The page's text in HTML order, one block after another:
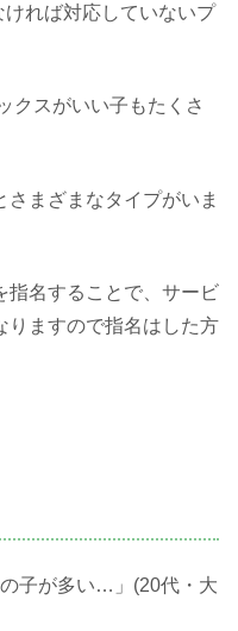
れば対応していないプ
クスがいい子もたくさ
さまざまなタイプがいま
指名することで、サービ
りますので指名はした方
の子が多い…」(20代・大